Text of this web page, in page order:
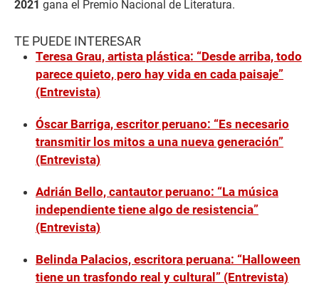
2021 gana el Premio Nacional de Literatura.
TE PUEDE INTERESAR
Teresa Grau, artista plástica: “Desde arriba, todo
parece quieto, pero hay vida en cada paisaje”
(Entrevista)
Óscar Barriga, escritor peruano: “Es necesario
transmitir los mitos a una nueva generación”
(Entrevista)
Adrián Bello, cantautor peruano: “La música
independiente tiene algo de resistencia”
(Entrevista)
Belinda Palacios, escritora peruana: “Halloween
tiene un trasfondo real y cultural” (Entrevista)